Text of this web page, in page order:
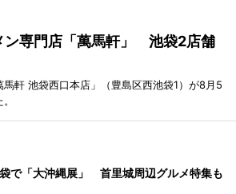
ン専門店「萬馬軒」 池袋2店舗
軒 池袋西口本店」（豊島区西池袋1）が8月5
で「大沖縄展」 首里城周辺グルメ特集も